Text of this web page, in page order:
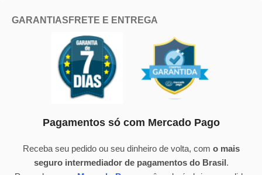
GARANTIAS FRETE E ENTREGA
Pagamentos só com Mercado Pago
Receba seu pedido ou seu dinheiro de volta, com o mais
seguro intermediador de pagamentos do Brasil.